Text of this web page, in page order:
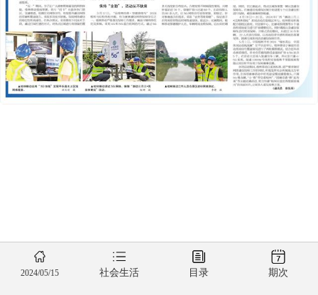
2024/05/15 社会生活 目录 期次